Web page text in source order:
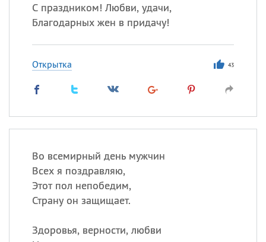
С праздником! Любви, удачи,
Благодарных жен в придачу!
Открытка 43
Во всемирный день мужчин
Всех я поздравляю,
Этот пол непобедим,
Страну он защищает.
Здоровья, верности, любви